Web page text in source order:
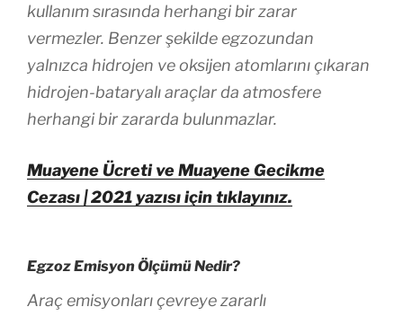
kullanım sırasında herhangi bir zarar
vermezler. Benzer şekilde egzozundan
yalnızca hidrojen ve oksijen atomlarını çıkaran
hidrojen-bataryalı araçlar da atmosfere
herhangi bir zararda bulunmazlar.
Muayene Ücreti ve Muayene Gecikme
Cezası | 2021 yazısı için tıklayınız.
Egzoz Emisyon Ölçümü Nedir?
Araç emisyonları çevreye zararlı